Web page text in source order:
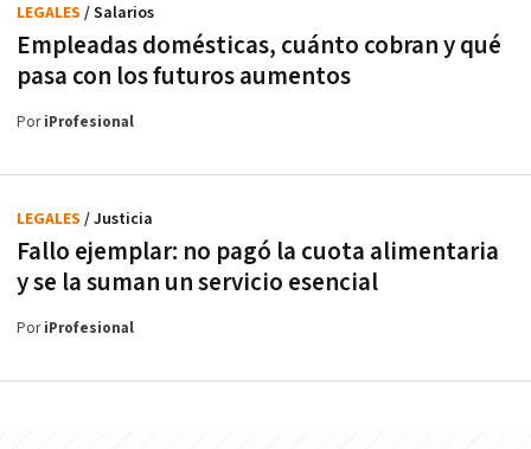
Empleadas domésticas, cuánto cobran y qué
pasa con los futuros aumentos
LEGALES / Salarios
PoriProfesional
Fallo ejemplar: no pagó la cuota alimentaria
y se la suman un servicio esencial
LEGALES / Justicia
PoriProfesional